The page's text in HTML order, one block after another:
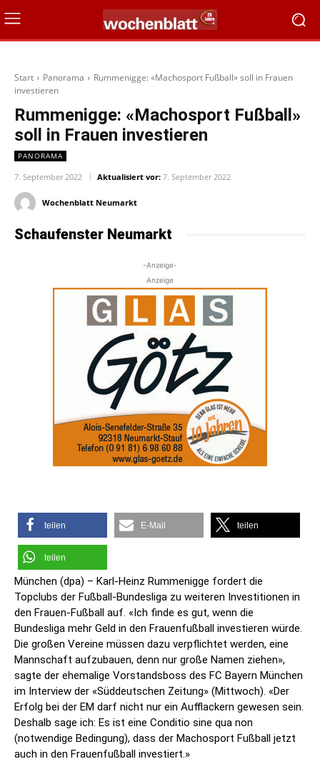
Start Panorama
Rummenigge: «Machosport Fußball» soll in Frauen
investieren
Rummenigge: «Machosport Fußball»
soll in Frauen investieren
PANORAMA
7. September 2022 Aktualisiert vor: 7. September 2022
Wochenblatt Neumarkt
Schaufenster Neumarkt
-Anzeige-
Anzeige
teilen E-Mail teilen
teilen
München (dpa) – Karl-Heinz Rummenigge fordert die
Topclubs der Fußball-Bundesliga zu weiteren Investitionen in
den Frauen-Fußball auf. «Ich finde es gut, wenn die
Bundesliga mehr Geld in den Frauenfußball investieren würde.
Die großen Vereine müssen dazu verpflichtet werden, eine
Mannschaft aufzubauen, denn nur große Namen ziehen»,
sagte der ehemalige Vorstandsboss des FC Bayern München
im Interview der «Süddeutschen Zeitung» (Mittwoch). «Der
Erfolg bei der EM darf nicht nur ein Aufflackern gewesen sein.
Deshalb sage ich: Es ist eine Conditio sine qua non
(notwendige Bedingung), dass der Machosport Fußball jetzt
auch in den Frauenfußball investiert.»